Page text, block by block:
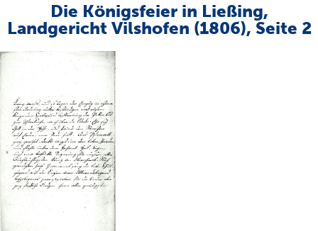
Die Königsfeier in Ließing,
Landgericht Vilshofen (1806), Seite 2